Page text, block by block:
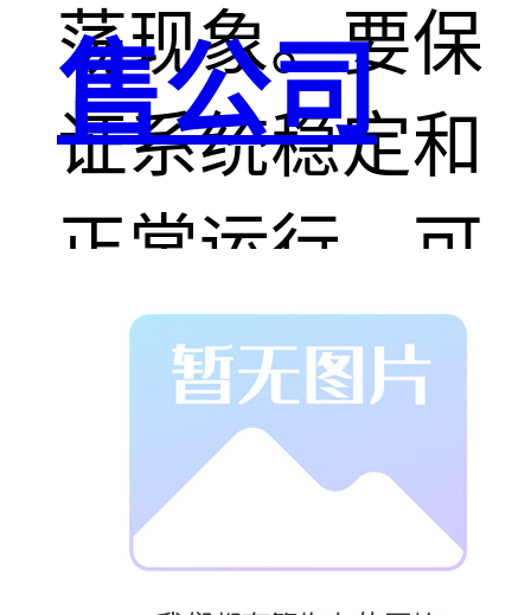
荡现象。要保
证系统稳定和
正常运行，可
用的系统增益
比发生声反馈
自激的临界增
售公司